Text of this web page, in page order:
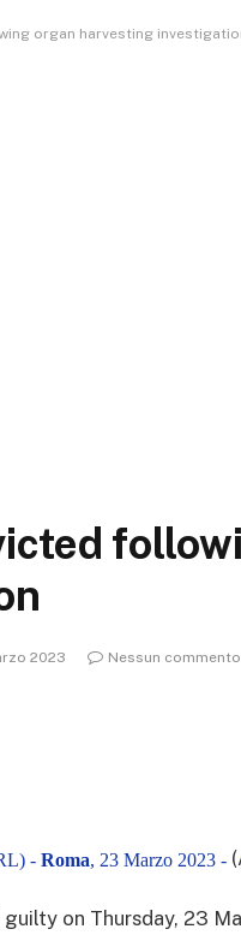
organ harvesting
2023 Nessun commento
- Roma, 23 Marzo 2023 -
on Thursday, 23